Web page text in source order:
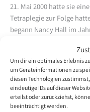
Um dir ein optimales Erlebnis
um Geräteinformationen zu
diesen Technologien
eindeutige IDs auf dieser
erteilst oder zurückziehst,
beeinträchtigt werden.
21. Mai 2000 hatte sie
Tetraplegie zur Folge
begann Nancy Hall im
deren Hausaufgaben zu
ihrer Kinder versuchte
malen und bediente sich
erlernte sich die
Bildthemen der
Aquarell. Die Künstlerin